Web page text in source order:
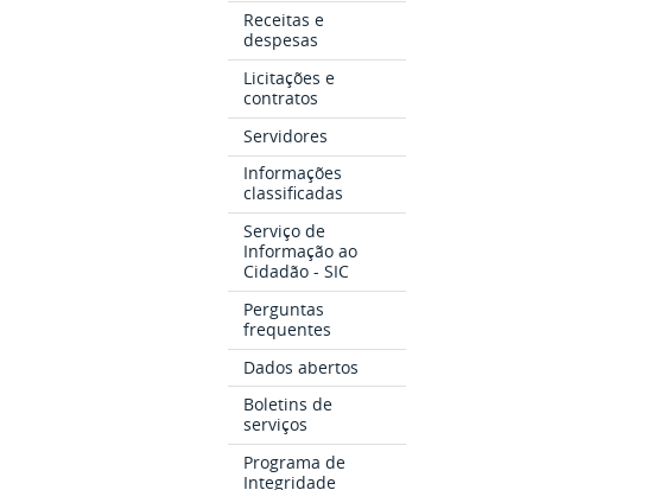
Receitas e
despesas
Licitações e
contratos
Servidores
Informações
classificadas
Serviço de
Informação ao
Cidadão - SIC
Perguntas
frequentes
Dados abertos
Boletins de
serviços
Programa de
Integridade